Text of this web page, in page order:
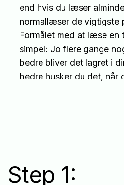
end hvis du læser
normallæser de vigtigste
Formålet med at læse en
simpel: Jo flere gange
bedre bliver det lagret i
bedre husker du det, når
Step 1: